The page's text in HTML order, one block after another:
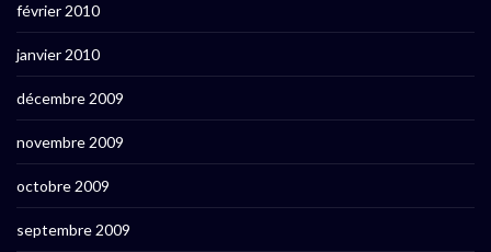
février 2010
janvier 2010
décembre 2009
novembre 2009
octobre 2009
septembre 2009